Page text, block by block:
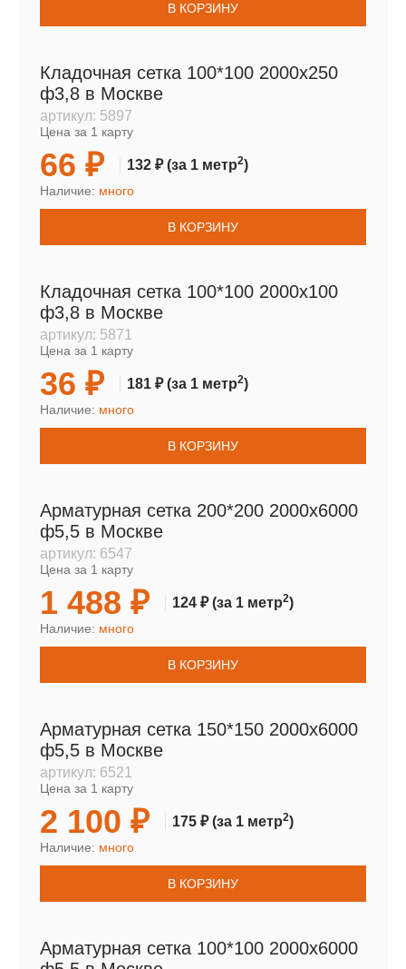
В КОРЗИНУ
Кладочная сетка 100*100 2000х250
ф3,8 в Москве
артикул: 5897
Цена за 1 карту
66 ₽ 132 ₽(за 1 метр2)
Наличие: много
В КОРЗИНУ
Кладочная сетка 100*100 2000х100
ф3,8 в Москве
артикул: 5871
Цена за 1 карту
36 ₽ 181 ₽(за 1 метр2)
Наличие: много
В КОРЗИНУ
Арматурная сетка 200*200 2000х6000
ф5,5 в Москве
артикул: 6547
Цена за 1 карту
1 488 ₽ 124 ₽(за 1 метр2)
Наличие: много
В КОРЗИНУ
Арматурная сетка 150*150 2000х6000
ф5,5 в Москве
артикул: 6521
Цена за 1 карту
2 100 ₽ 175 ₽(за 1 метр2)
Наличие: много
В КОРЗИНУ
Арматурная сетка 100*100 2000х6000